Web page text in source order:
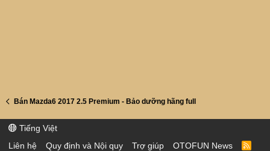
Bán Mazda6 2017 2.5 Premium - Bảo dưỡng hãng full
Tiếng Việt
Liên hệ
Quy định và Nội quy Trợ giúp OTOFUN News
R